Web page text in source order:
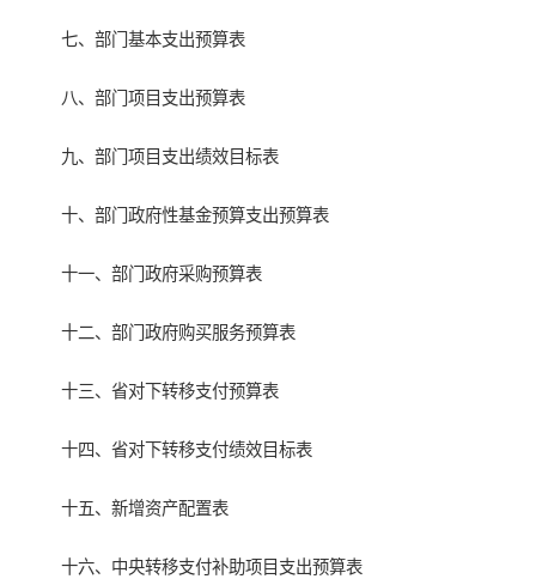
七、部门基本支出预算表
八、部门项目支出预算表
九、部门项目支出绩效目标表
十、部门政府性基金预算支出预算表
十一、部门政府采购预算表
十二、部门政府购买服务预算表
十三、省对下转移支付预算表
十四、省对下转移支付绩效目标表
十五、新增资产配置表
十六、中央转移支付补助项目支出预算表